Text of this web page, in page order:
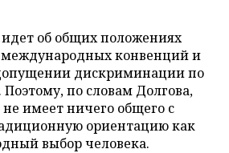
идет об общих положениях
международных конвенций и
дискриминации по
по словам Долгова,
имеет ничего общего с
ориентацию как
выбор человека.